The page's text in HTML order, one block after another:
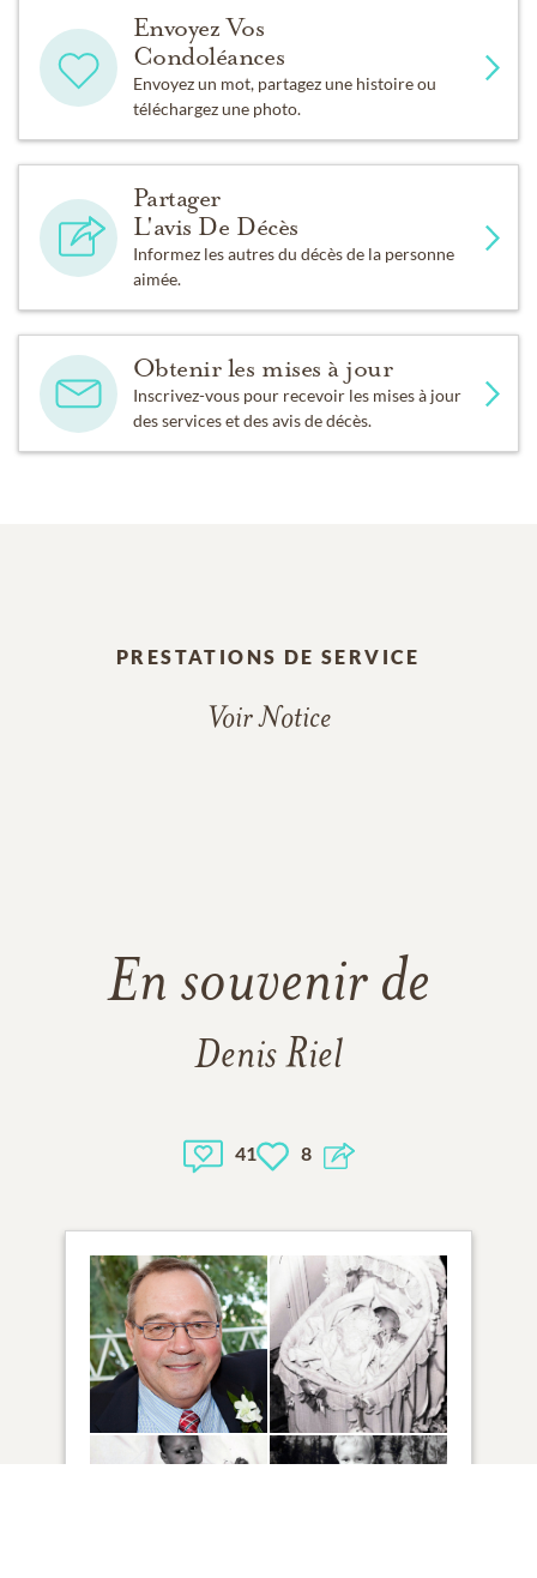
Envoyez Vos
Condoléances
Envoyez un mot, partagez une histoire ou
téléchargez une photo.
Partager
L'avis De Décès
Informez les autres du décès de la personne
aimée.
Obtenir les mises à jour
Inscrivez-vous pour recevoir les mises à jour
des services et des avis de décès.
PRESTATIONS DE SERVICE
Voir Notice
En souvenir de
Denis Riel
41 8